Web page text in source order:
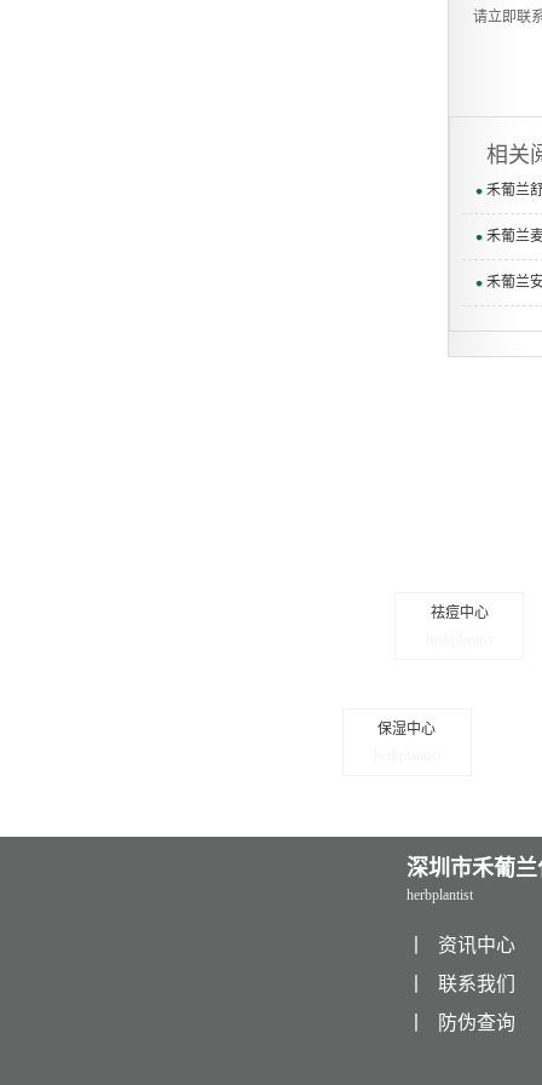
请立即联
相关
禾葡兰
禾葡兰
禾葡兰
祛痘中心
保湿中心
深圳市禾葡
herbplantist
资讯中心
联系我们
防伪查询